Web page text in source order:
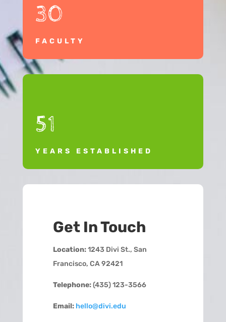
30
FACULTY
51
YEARS ESTABLISHED
Get In Touch
Location:1243 Divi St., San
Francisco, CA 92421
Telephone:(435) 123-3566
Email: hello@divi.edu